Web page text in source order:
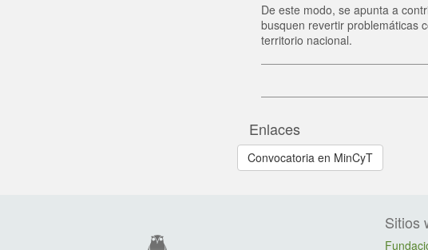
De este modo, se apunta a
busquen revertir problemáticas
territorio nacional.
Enlaces
Convocatoria en MinCyT
Sitios